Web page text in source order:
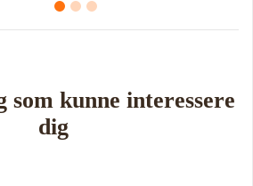
kunne interessere
dig